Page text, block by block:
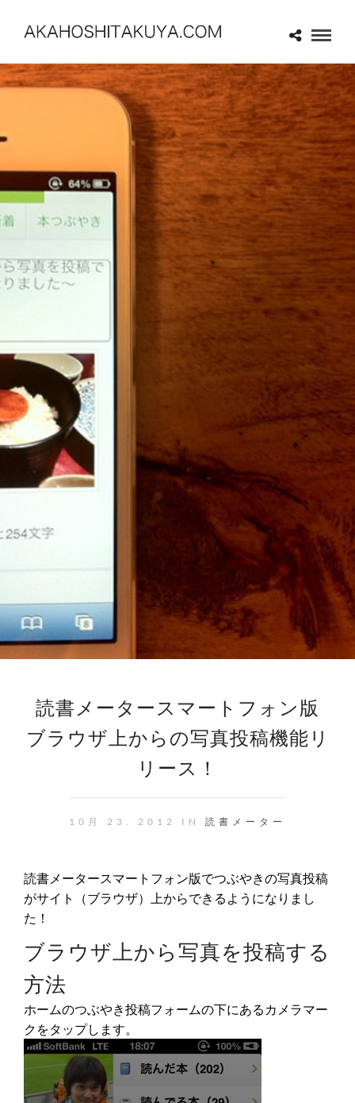
読書メータースマートフォン版
ブラウザ上からの写真投稿機能リ
リース！
10月 23. 2012 IN 読書メーター
読書メータースマートフォン版でつぶやきの写真投稿
がサイト（ブラウザ）上からできるようになりまし
た！
ブラウザ上から写真を投稿する
方法
ホームのつぶやき投稿フォームの下にあるカメラマー
クをタップします。